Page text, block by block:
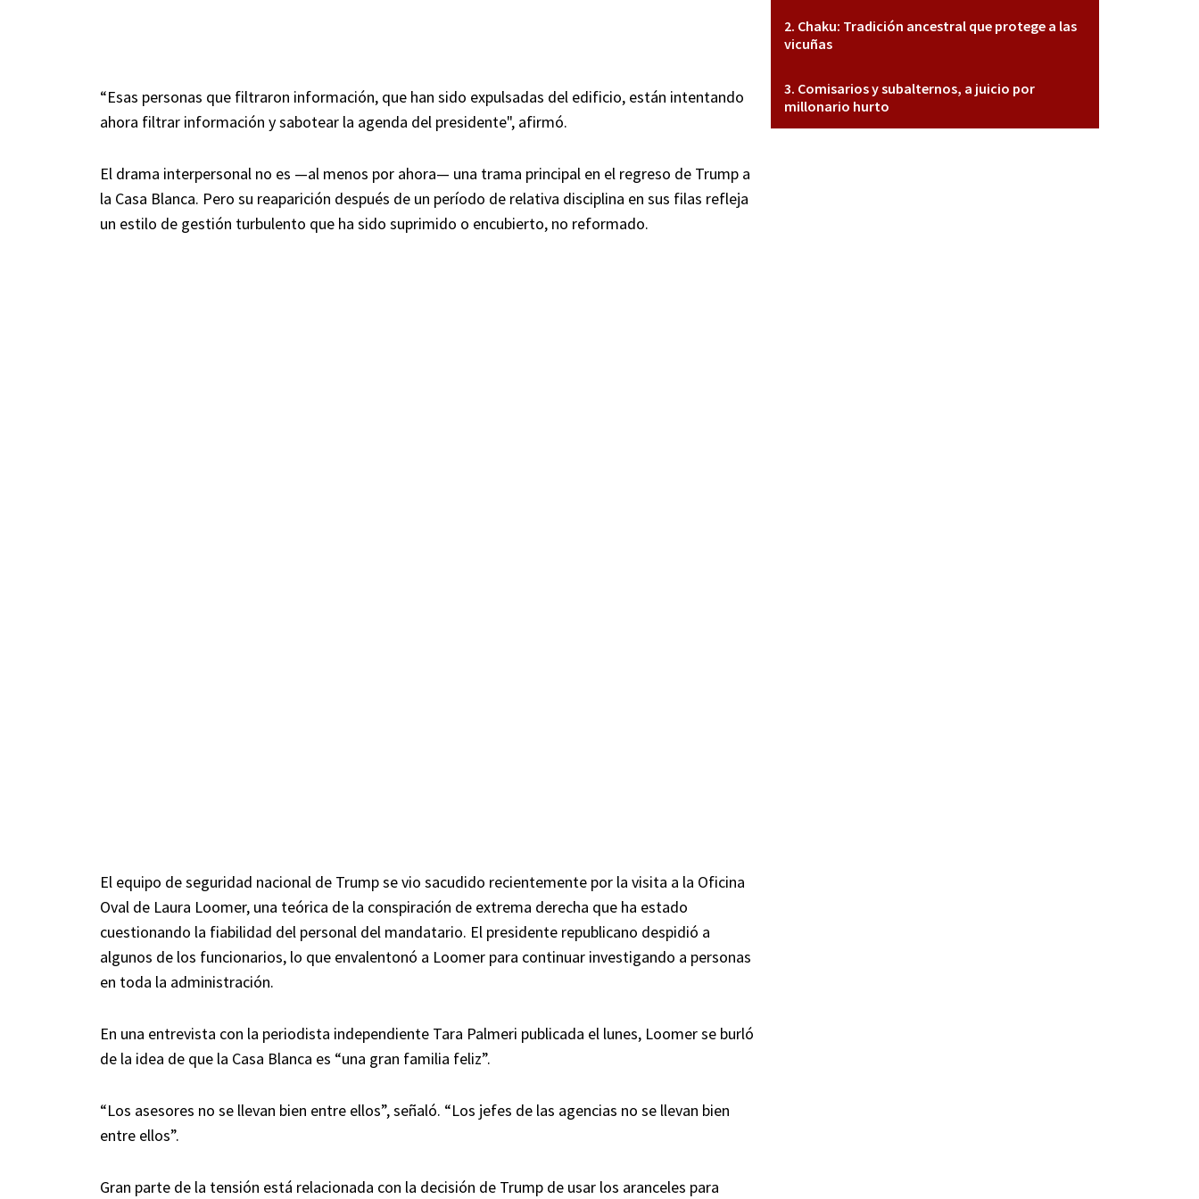
“Esas personas que filtraron información, que han sido expulsadas del edificio, están intentando
ahora filtrar información y sabotear la agenda del presidente", afirmó.
El drama interpersonal no es —al menos por ahora— una trama principal en el regreso de Trump a
la Casa Blanca. Pero su reaparición después de un período de relativa disciplina en sus filas refleja
un estilo de gestión turbulento que ha sido suprimido o encubierto, no reformado.
El equipo de seguridad nacional de Trump se vio sacudido recientemente por la visita a la Oficina
Oval de Laura Loomer, una teórica de la conspiración de extrema derecha que ha estado
cuestionando la fiabilidad del personal del mandatario. El presidente republicano despidió a
algunos de los funcionarios, lo que envalentonó a Loomer para continuar investigando a personas
en toda la administración.
En una entrevista con la periodista independiente Tara Palmeri publicada el lunes, Loomer se burló
de la idea de que la Casa Blanca es “una gran familia feliz”.
“Los asesores no se llevan bien entre ellos”, señaló. “Los jefes de las agencias no se llevan bien
entre ellos”.
Gran parte de la tensión está relacionada con la decisión de Trump de usar los aranceles para
Chaku: Tradición ancestral que protege a las
vicuñas
Comisarios y subalternos, a juicio por
millonario hurto